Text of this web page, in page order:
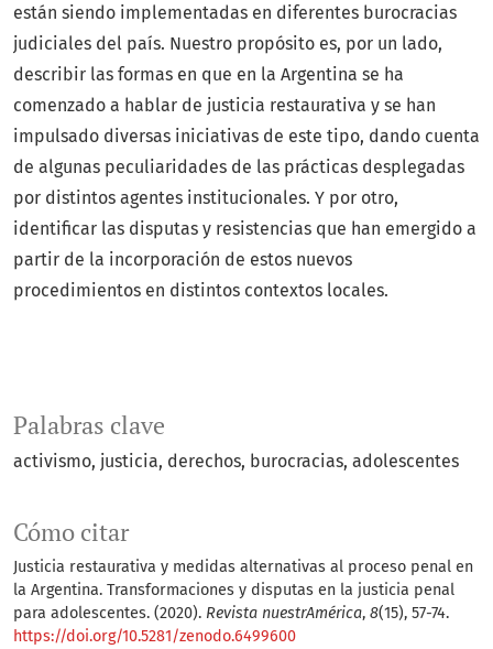
Palabras clave
activismo justicia derechos burocracias adolescentes
Cómo citar
Justicia restaurativa y medidas alternativas al proceso penal en
la Argentina. Transformaciones y disputas en la justicia penal
para adolescentes. (2020). Revista nuestrAmérica, 8(15), 57-74.
https://doi.org/10.5281/zenodo.6499600
están siendo implementadas en diferentes burocracias
judiciales del país. Nuestro propósito es, por un lado,
describir las formas en que en la Argentina se ha
comenzado a hablar de justicia restaurativa y se han
impulsado diversas iniciativas de este tipo, dando cuenta
de algunas peculiaridades de las prácticas desplegadas
por distintos agentes institucionales. Y por otro,
identificar las disputas y resistencias que han emergido a
partir de la incorporación de estos nuevos
procedimientos en distintos contextos locales.